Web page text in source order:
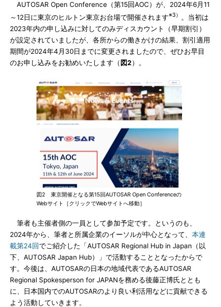
AUTOSAR Open Conference（第15回AOC）が、2024年6月11
～12日に東京のヒルトン東京お台場で開催されます※3）
。当初は
2023年内の申し込みに対してのみディスカウント（早期割引）
が設定されていましたが、各所からの働きかけの結果、割引適用
期間が2024年4月30日までに変更されましたので、ぜひお早目
のお申し込みをお勧めいたします（図2）。
図2 東京開催となる第15回AUTOSAR Open Conferenceの
Webサイト［クリックでWebサイトへ移動］
筆者も主催者側の一員として参加予定です。というのも、
2024年から、筆者と所属企業のイーソルが中心となって、 本連
載第24回でご紹介した「AUTOSAR Regional Hub in Japan（以
下、AUTOSAR Japan Hub）」で活動することとなったからで
す。今後は、AUTOSARの日本の地域代表であるAUTOSAR
Regional Spokesperson for JAPANを務める後藤正博氏ととも
に、日本国内でのAUTOSARのより良い利活用などに貢献できる
よう活動していきます。